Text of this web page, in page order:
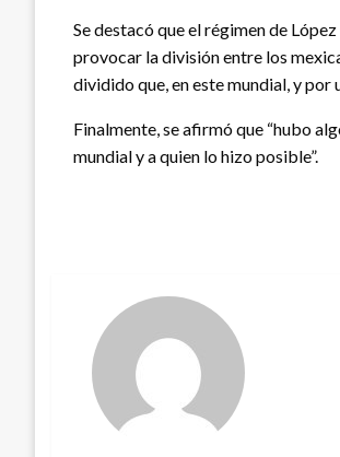
Se destacó que el régimen de
provocar la división entre los
dividido que, en este mundial, y por
Finalmente, se afirmó que “hubo
mundial y a quien lo hizo posible”.